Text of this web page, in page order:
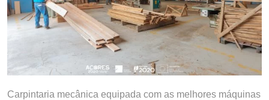
Carpintaria mecânica equipada com as melhores máquinas